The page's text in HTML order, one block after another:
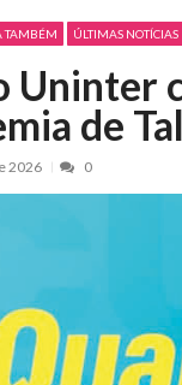
TAMBÉM ÚLTIMAS NOTÍCIAS
Uninter
de
2026 0